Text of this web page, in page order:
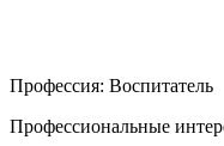
Профессия: Воспитатель
Профессиональные